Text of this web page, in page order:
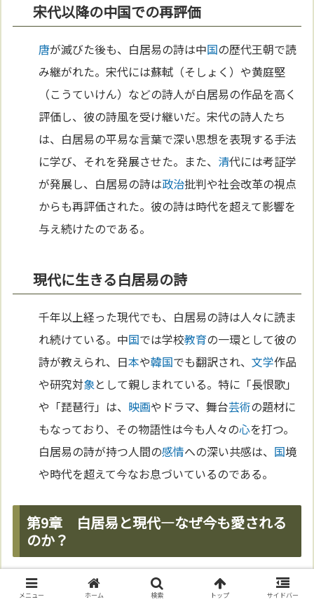
宋代以降の中国での再評価
唐が滅びた後も、白居易の詩は中国の歴代王朝で読
み継がれた。宋代には蘇軾（そしょく）や黄庭堅
（こうていけん）などの詩人が白居易の作品を高く
評価し、彼の詩風を受け継いだ。宋代の詩人たち
は、白居易の平易な言葉で深い思想を表現する手法
に学び、それを発展させた。また、 清代には考証学
が発展し、白居易の詩は政治批判や社会改革の視点
からも再評価された。彼の詩は時代を超えて影響を
与え続けたのである。
現代に生きる白居易の詩
千年以上経った現代でも、白居易の詩は人々に読ま
れ続けている。中国では学校教育の一環として彼の
詩が教えられ、日本や韓国でも翻訳され、文学作品
や研究対象として親しまれている。特に「長恨歌」
や「琵琶行」は、 映画やドラマ、舞台芸術の題材に
もなっており、その物語性は今も人々の心を打つ。
白居易の詩が持つ人間の感情への深い共感は、 国境
や時代を超えて今なお息づいているのである。
第9章 白居易と現代—なぜ今も愛される
のか？
時代を超える社会批判の力
メニュー ホーム 検索 トップ サイドバー